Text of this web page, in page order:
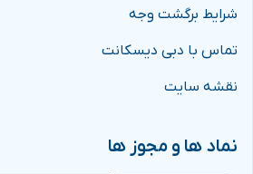
شرایط برگشت وجه
تماس با دبی دیسکانت
نقشه سایت
نماد ها و مجوز ها